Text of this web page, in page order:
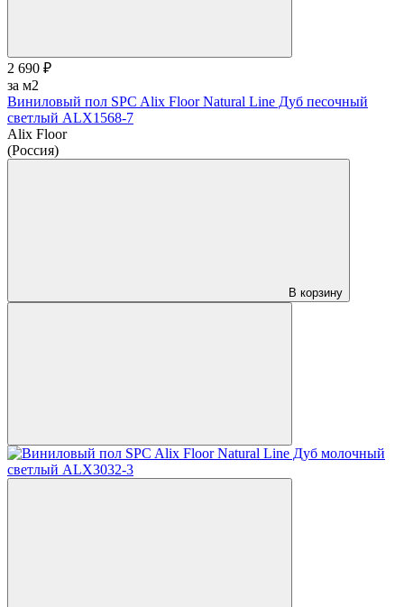
2 690 ₽
за м2
Виниловый пол SPC Alix Floor Natural Line Дуб песочный
светлый ALX1568-7
Alix Floor
(Россия)
В корзину